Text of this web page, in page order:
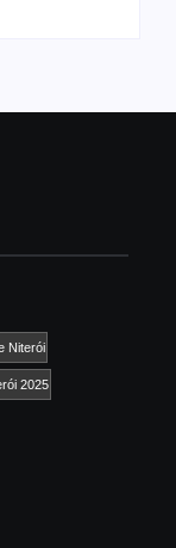
Niterói
2025